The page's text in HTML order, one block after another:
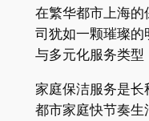
在繁华都市上海
司犹如一颗璀璨
与多元化服务类型
家庭保洁服务是
都市家庭快节奏生